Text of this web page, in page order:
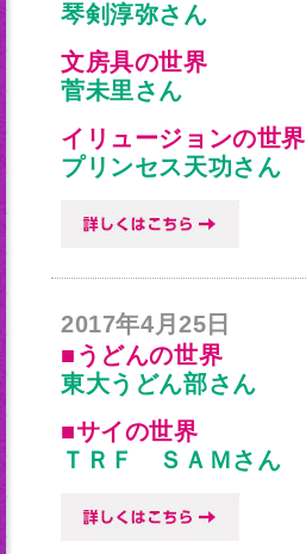
琴剣淳弥さん
文房具の世界
菅未里さん
イリュージョンの世界
プリンセス天功さん
2017年4月25日
■うどんの世界
東大うどん部さん
■サイの世界
ＴＲＦ ＳＡＭさん